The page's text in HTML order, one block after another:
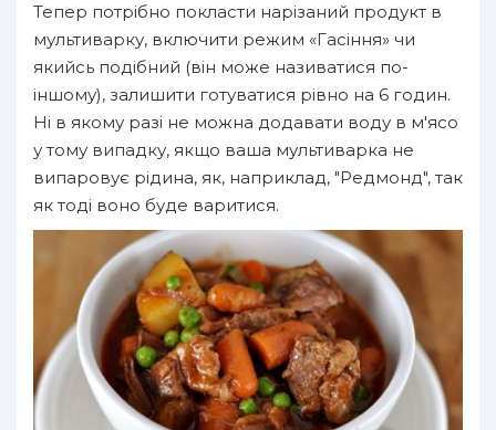
Тепер потрібно покласти нарізаний продукт в
мультиварку, включити режим «Гасіння» чи
якийсь подібний (він може називатися по-
іншому), залишити готуватися рівно на 6 годин.
Ні в якому разі не можна додавати воду в м'ясо
у тому випадку, якщо ваша мультиварка не
випаровує рідина, як, наприклад, "Редмонд", так
як тоді воно буде варитися.